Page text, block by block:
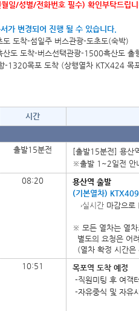
일/성별/전화번호 필수) 확인부탁드립니
가 변경되어 진행 될 수 있습니다.
도착-섬일주 버스관광-도초도(숙박)
도 도착-버스선택관광-1500흑산도 출
-1320목포 도착 (상행열차 KTX424 목
시간
출발15분전
[출발15분전] 용산
※출발 1~2일전 안
08:20
용산역 출발
(기본열차) KTX409
→실시간 마감으로
※ 모든 열차는 열차
별도의 요청은 어
(열차 확정 시간은
10:51
목포역 도착 예정
-직원미팅 후 여객
-자유중식 및 자유